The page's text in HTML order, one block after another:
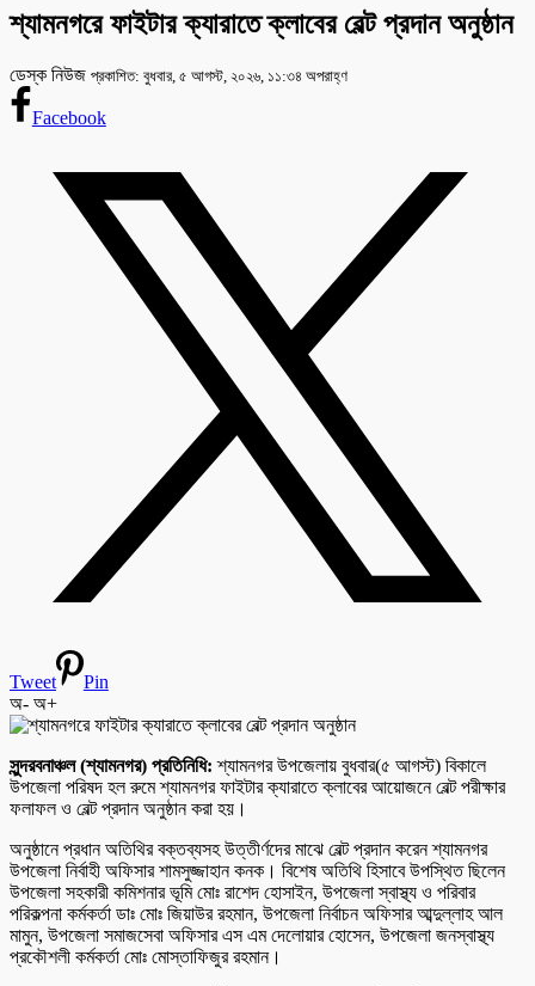
শ্যামনগরে ফাইটার ক্যারাতে ক্লাবের বেল্ট প্রদান অনুষ্ঠান
ডেস্ক নিউজ প্রকাশিত: বুধবার, ৫ আগস্ট, ২০২৬, ১১:৩৪ অপরাহ্ণ
Facebook
Tweet
Pin
অ- অ+
সুন্দরবনাঞ্চল (শ্যামনগর) প্রতিনিধি: শ্যামনগর উপজেলায় বুধবার(৫ আগস্ট) বিকালে
উপজেলা পরিষদ হল রুমে শ্যামনগর ফাইটার ক্যারাতে ক্লাবের আয়োজনে বেল্ট পরীক্ষার
ফলাফল ও বেল্ট প্রদান অনুষ্ঠান করা হয়।
অনুষ্ঠানে প্রধান অতিথির বক্তব্যসহ উত্তীর্ণদের মাঝে বেল্ট প্রদান করেন শ্যামনগর
উপজেলা নির্বাহী অফিসার শামসুজ্জাহান কনক। বিশেষ অতিথি হিসাবে উপস্থিত ছিলেন
উপজেলা সহকারী কমিশনার ভূমি মোঃ রাশেদ হোসাইন, উপজেলা স্বাস্থ্য ও পরিবার
পরিকল্পনা কর্মকর্তা ডাঃ মোঃ জিয়াউর রহমান, উপজেলা নির্বাচন অফিসার আব্দুল্লাহ আল
মামুন, উপজেলা সমাজসেবা অফিসার এস এম দেলোয়ার হোসেন, উপজেলা জনস্বাস্থ্য
প্রকৌশলী কর্মকর্তা মোঃ মোস্তাফিজুর রহমান।